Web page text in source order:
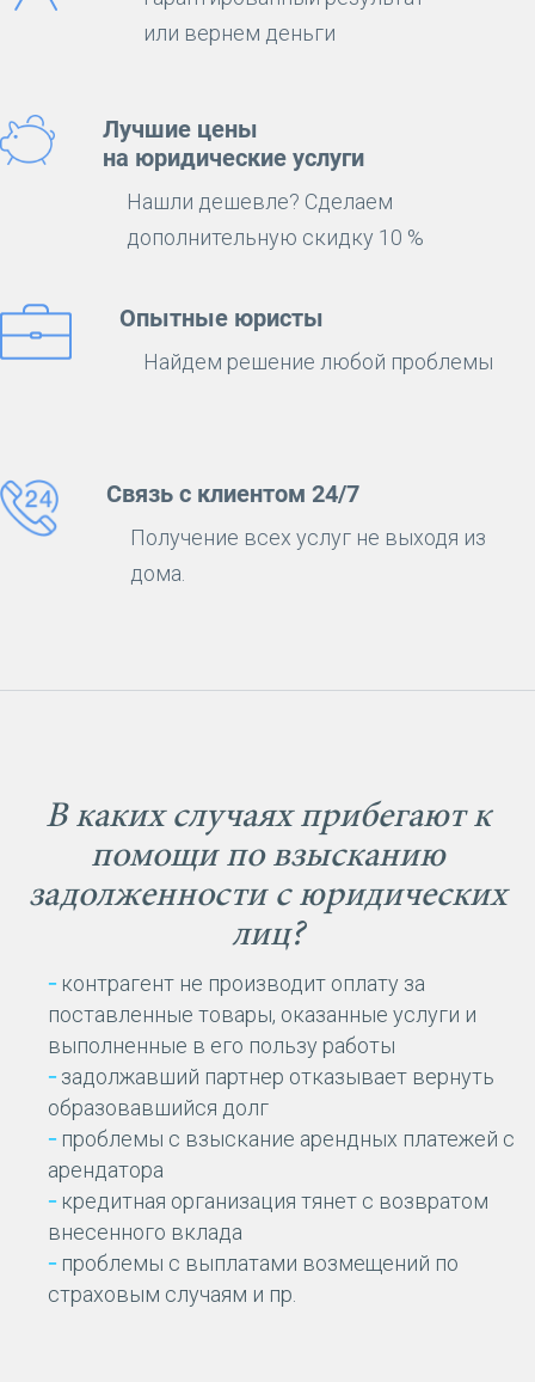
или вернем деньги
Лучшие цены
на юридические услуги
Нашли дешевле? Сделаем
дополнительную скидку 10 %
Опытные юристы
Найдем решение любой проблемы
Связь с клиентом 24/7
Получение всех услуг не выходя из
дома.
В каких случаях прибегают к
помощи по взысканию
задолженности с юридических
лиц?
контрагент не производит оплату за
поставленные товары, оказанные услуги и
выполненные в его пользу работы
задолжавший партнер отказывает вернуть
образовавшийся долг
проблемы с взыскание арендных платежей с
арендатора
кредитная организация тянет с возвратом
внесенного вклада
проблемы с выплатами возмещений по
страховым случаям и пр.